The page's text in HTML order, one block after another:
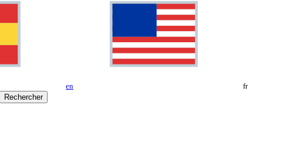
en fr
Rechercher